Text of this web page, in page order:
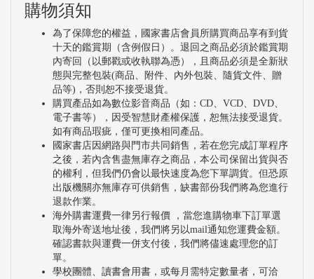
購物須知
為了保障您的權益，國家書店會員所購買商品享有到貨
十天的鑑賞期（含例假日）。退回之商品必須於鑑賞期
內寄回（以郵戳或收執聯為憑），且商品必須是全新狀
態與完整包裝(商品、附件、內外包裝、隨貨文件、贈
品等)，否則恕不接受退貨。
購買產品如為數位影音商品（如：CD、VCD、DVD、
電子書等），因受智慧財產權保護，恕無法接受退貨。
如有商品瑕疵，僅可更換相同產品。
國家書店因網路與門市共同銷售，若在您完成訂單程序
之後，若內含售盡無庫存之商品，本公司保留出貨與否
的權利，但我們仍會以最快速度為您下單調貨。但恐原
出版機關亦無庫存可供銷售，缺書部份我們將為您進行
退款作業。
海外購書運費一律另行報價 ，當您進購物車下訂單選
取海外寄送地址後，我們將另以mail通知您運費金額。
確認書款與運費一併支付後，我們將儘速處理您的訂
單。
學校團體、讀書會用書，或每月需特定數量者，可洽